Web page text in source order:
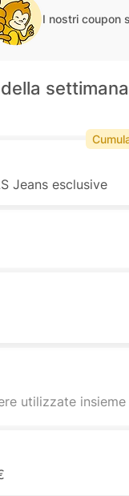
I nostri coupon
settimana
Jeans esclusive
utilizzate